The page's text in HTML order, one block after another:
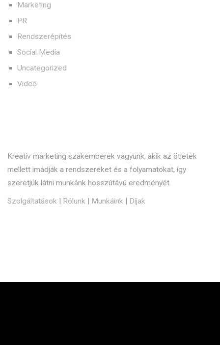
Marketing
PR
Rendszerépítés
Social Media
Uncategorized
Videó
Kreatív marketing szakemberek vagyunk, akik az ötletek
mellett imádják a rendszereket és a folyamatokat, így
szeretjük látni munkánk hosszútávú eredményét.
Szolgáltatások | Rólunk | Munkáink | Díjak